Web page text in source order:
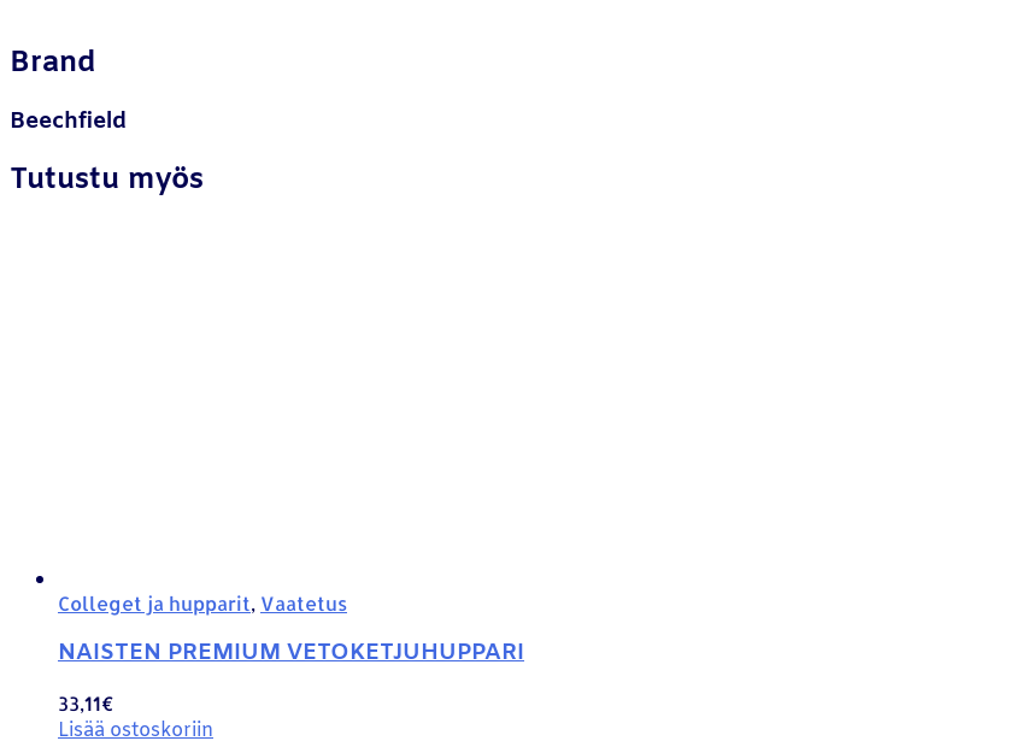
Brand
Beechfield
Tutustu myös
Colleget ja hupparit, Vaatetus
NAISTEN PREMIUM VETOKETJUHUPPARI
33,11€
Lisää ostoskoriin